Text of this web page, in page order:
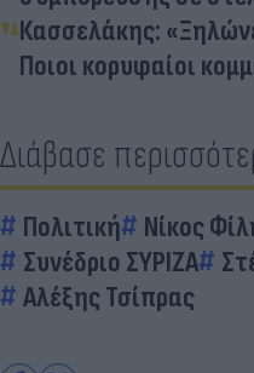
Κασσελάκης:
Ποιοι κορυφαίοι
Διάβασε
Πολιτική Νίκος
Συνέδριο ΣΥΡΙΖΑ
Αλέξης Τσίπρας